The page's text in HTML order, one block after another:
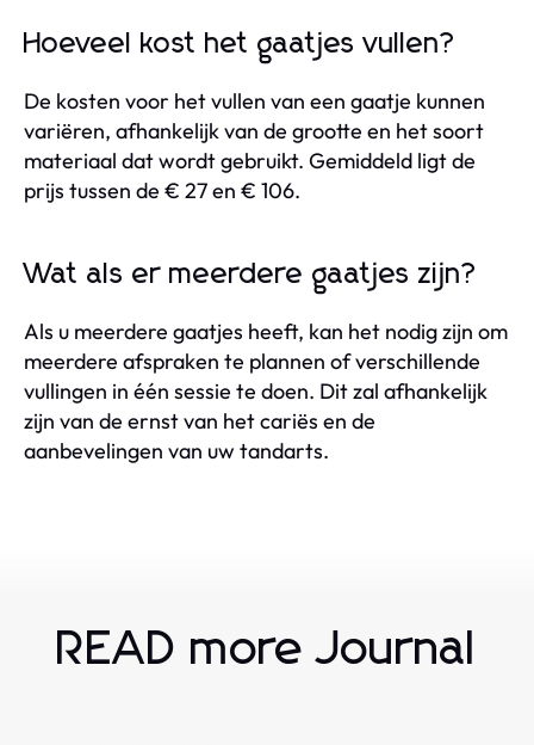
Hoeveel kost het gaatjes vullen?
De kosten voor het vullen van een gaatje kunnen
variëren, afhankelijk van de grootte en het soort
materiaal dat wordt gebruikt. Gemiddeld ligt de
prijs tussen de € 27 en € 106.
Wat als er meerdere gaatjes zijn?
Als u meerdere gaatjes heeft, kan het nodig zijn om
meerdere afspraken te plannen of verschillende
vullingen in één sessie te doen. Dit zal afhankelijk
zijn van de ernst van het cariës en de
aanbevelingen van uw tandarts.
READ more Journal